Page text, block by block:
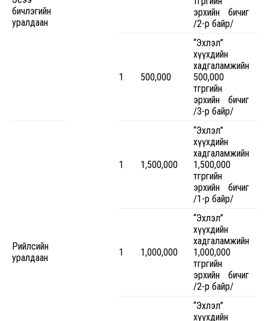
бичлэгийн
уралдаан
эрхийн бичиг
/2-р байр/
1 500,000
“Эхлэл”
хүүхдийн
хадгаламжийн
500,000
төгрөгийн
эрхийн бичиг
/3-р байр/
Рийлсийн
уралдаан
1 1,500,000
“Эхлэл”
хүүхдийн
хадгаламжийн
1,500,000
төгрөгийн
эрхийн бичиг
/1-р байр/
1 1,000,000
“Эхлэл”
хүүхдийн
хадгаламжийн
1,000,000
төгрөгийн
эрхийн бичиг
/2-р байр/
“Эхлэл”
хүүхдийн